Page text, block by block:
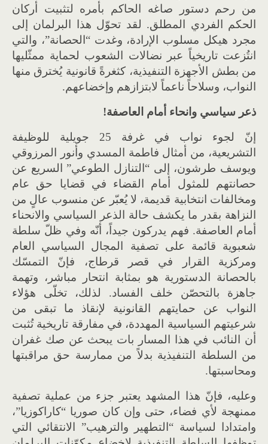
من رحم دستور صاغه الحاكم بأمره لتثبيت أركان
الحكم الفردي المطلق. لقد تحوّل هذا البرلمان إلى
مجرد هيكل مسلوب الإرادة، وغدت “الحصانة”، والتي
انتُزعت تاريخياً عبر نضالات الشعوب لحماية ممثّليها
من بطش الأجهزة التنفيذية، كثغرةً قانونية يُخترق منها
النواب، وسلاحاً ناعماً لابتزازهم وإخضاعهم.
ذعر سياسي وانحاء أمام العاصفة!
إنّ لجوء نواب في غرفة 25 جويلية للوظيفة
التشريعية، من أمثال فاطمة المسدي وأنور المرزوقي
ويوسف طرشون، إلى “التنازل الطوعي” السريع عن
حصانتهم للمثول أمام القضاء في قضايا حق عام
ومخالفات انتخابية قديمة، لا يُعبّر عن منسوب عالٍ من
النزاهة بقدر ما يكشف حالة الذعر السياسي والانحناء
أمام العاصفة. فهم يدركون جيداً، أنّه وفي ظلّ سلطة
شعبوية قائمة على تصفية المجال السياسي العام
ومركزية القرار في قصر قرطاج، فإنّ التمسّك
بالحصانة الدستورية هو بمثابة انتحار مباشر، وتهمة
جاهزة بالتحصّن خلف الفساد. لذلك، تخلّى هؤلاء
النواب عن حمايتهم القانونية لإنقاذ ما تبقى من
شرعيتهم السياسية المهددة، في مفارقة تاريخية تُثبت
أن النائب في هذا المسار بات يبحث عن صك غفران
من السلطة التنفيذية بدلاً من ممارسة حق مراقبتها
ومحاسبتها.
وعليه، فإنّ هذا المشهد يعتبر جزء من عملية تصفية
ممنهجة لأي فضاء، حتى وإن كان صوريا “كاراكوزيا”،
وامتدادا لسياسة “التطهير والترهيب” الانتقائي التي